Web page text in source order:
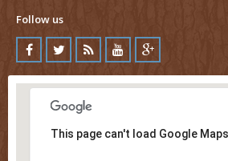
Follow us
This page can't load Google